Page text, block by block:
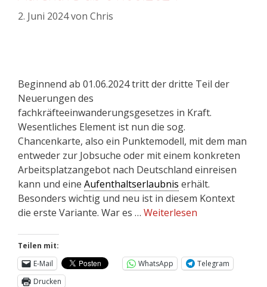
2. Juni 2024von Chris
Beginnend ab 01.06.2024 tritt der dritte Teil der
Neuerungen des
fachkräfteeinwanderungsgesetzes in Kraft.
Wesentliches Element ist nun die sog.
Chancenkarte, also ein Punktemodell, mit dem man
entweder zur Jobsuche oder mit einem konkreten
Arbeitsplatzangebot nach Deutschland einreisen
kann und eine Aufenthaltserlaubnis erhält.
Besonders wichtig und neu ist in diesem Kontext
die erste Variante. War es … Weiterlesen
Teilen mit:
E-Mail
WhatsApp
Telegram
Drucken